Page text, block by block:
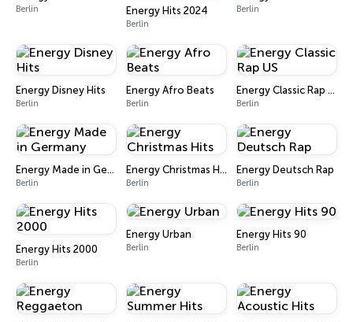
Berlin Energy Hits 2024
Berlin
Berlin
Energy Disney Hits
Berlin
Energy Afro Beats
Berlin
Energy Classic Rap US
Berlin
Energy Made in Germany
Berlin
Energy Christmas Hits
Berlin
Energy Deutsch Rap
Berlin
Energy Hits 2000
Berlin
Energy Urban
Berlin
Energy Hits 90
Berlin